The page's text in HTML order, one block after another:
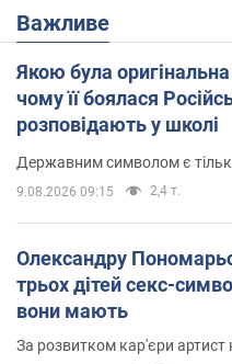
Важливе
Якою була оригінальна
чому її боялася
розповідають у школі
Державним символом є
9.08.2026 09:15 2,4 т.
Олександру
трьох дітей секс-
вони мають
За розвитком кар'єри артист